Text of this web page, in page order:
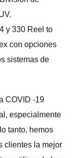
y 330 Reel to
con opciones
sistemas de
COVID -19
especialmente
tanto, hemos
clientes la mejor